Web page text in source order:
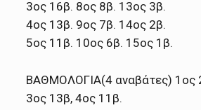
3ος 16β. 8ος 8β. 13ος 3β.
4ος 13β. 9ος 7β. 14ος 2β.
5ος 11β. 10ος 6β. 15ος 1β.
ΒΑΘΜΟΛΟΓΙΑ(4 αναβάτες) 1ος
3ος 13β, 4ος 11β.